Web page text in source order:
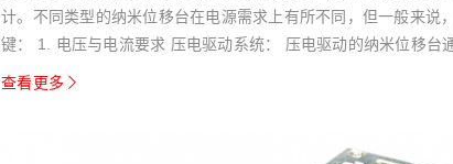
计。不同类型的纳米位移台在电源需求上有所不同，但一般来说
键： 1. 电压与电流要求 压电驱动系统： 压电驱动的纳米位移台
电流需求...
查看更多